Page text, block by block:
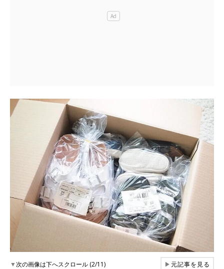
▼次の画像は下へスクロール (2/11) ▶元記事を見る